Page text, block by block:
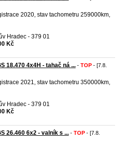
2020, stav tachometru 259000km,
Hradec - 379 01
Kč
18.470 4x4H - tahač ná ... - TOP - [7.8.
2021, stav tachometru 350000km,
Hradec - 379 01
Kč
26.460 6x2 - valník s ... - TOP - [7.8.